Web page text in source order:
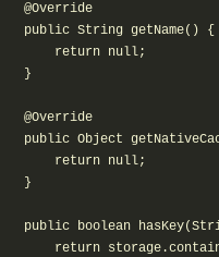
@Override
public String getName() {
return null;
}
@Override
public Object
return null;
}
public boolean
return